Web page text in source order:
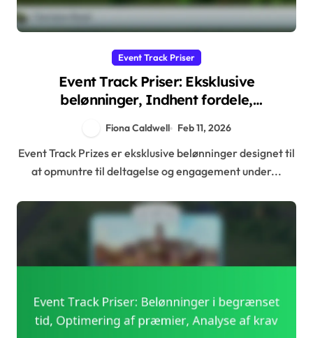
Event Track Priser
Event Track Priser: Eksklusive
belønninger, Indhent fordele,
Fiona Caldwell Feb 11, 2026
Event Track Prizes er eksklusive belønninger designet til
at opmuntre til deltagelse og engagement under...